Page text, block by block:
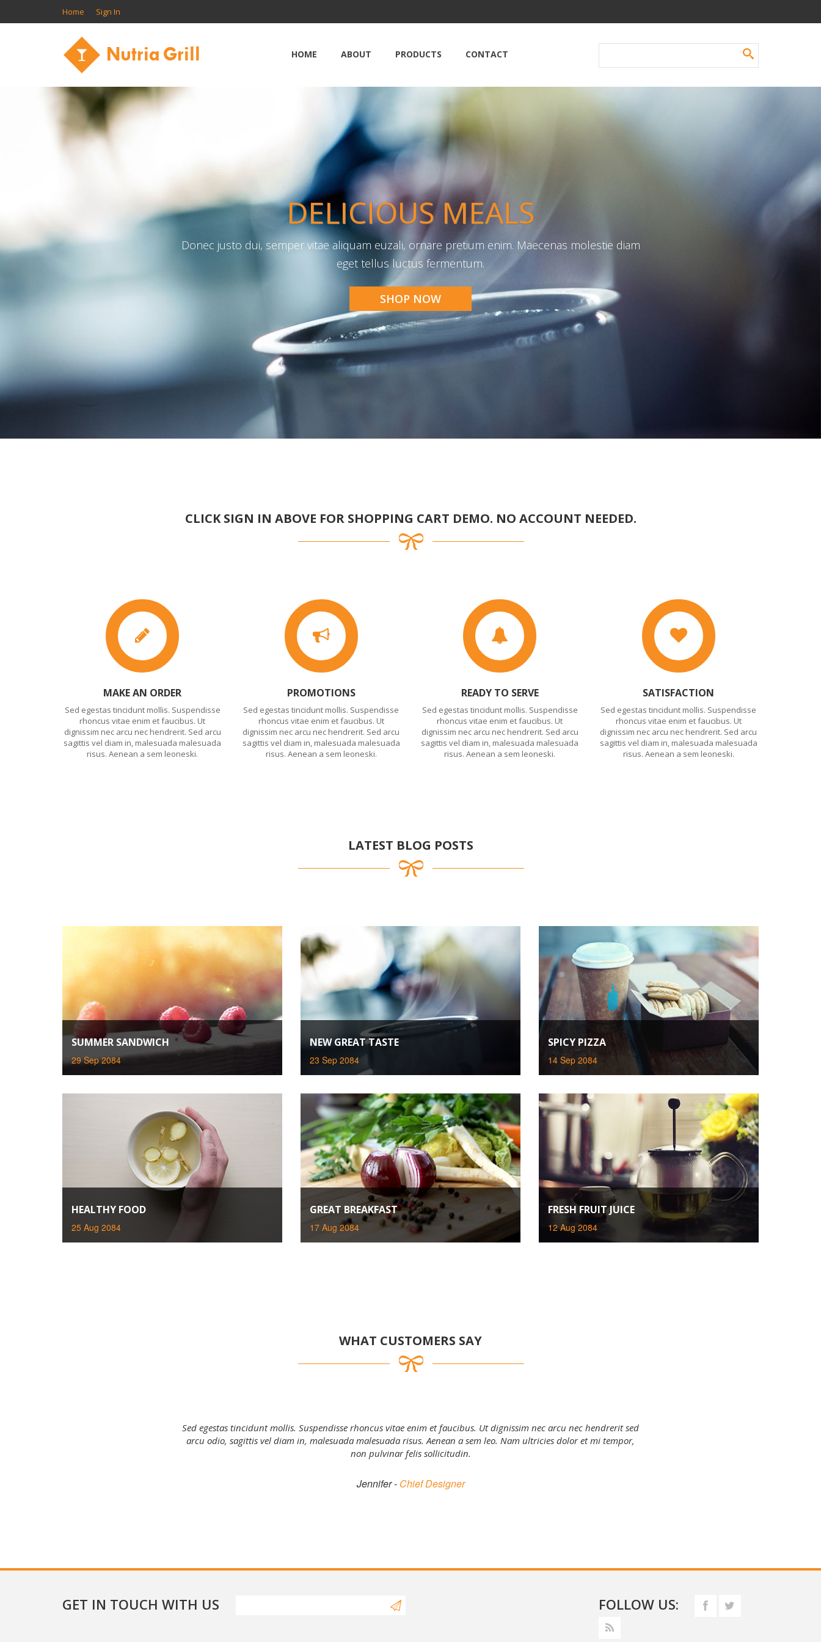
Home Sign In
HOME ABOUT PRODUCTS CONTACT
DELICIOUS MEALS
Donec justo dui, semper vitae aliquam euzali, ornare pretium enim. Maecenas molestie diam
eget tellus luctus fermentum.
SHOP NOW
CLICK SIGN IN ABOVE FOR SHOPPING CART DEMO. NO ACCOUNT NEEDED.
MAKE AN ORDER
Sed egestas tincidunt mollis. Suspendisse
rhoncus vitae enim et faucibus. Ut
dignissim nec arcu nec hendrerit. Sed arcu
sagittis vel diam in, malesuada malesuada
risus. Aenean a sem leoneski.
PROMOTIONS
Sed egestas tincidunt mollis. Suspendisse
rhoncus vitae enim et faucibus. Ut
dignissim nec arcu nec hendrerit. Sed arcu
sagittis vel diam in, malesuada malesuada
risus. Aenean a sem leoneski.
READY TO SERVE
Sed egestas tincidunt mollis. Suspendisse
rhoncus vitae enim et faucibus. Ut
dignissim nec arcu nec hendrerit. Sed arcu
sagittis vel diam in, malesuada malesuada
risus. Aenean a sem leoneski.
SATISFACTION
Sed egestas tincidunt mollis. Suspendisse
rhoncus vitae enim et faucibus. Ut
dignissim nec arcu nec hendrerit. Sed arcu
sagittis vel diam in, malesuada malesuada
risus. Aenean a sem leoneski.
LATEST BLOG POSTS
SUMMER SANDWICH
29 Sep 2084
NEW GREAT TASTE
23 Sep 2084
SPICY PIZZA
14 Sep 2084
HEALTHY FOOD
25 Aug 2084
GREAT BREAKFAST
17 Aug 2084
FRESH FRUIT JUICE
12 Aug 2084
WHAT CUSTOMERS SAY
Sed egestas tincidunt mollis. Suspendisse rhoncus vitae enim et faucibus. Ut dignissim nec arcu nec hendrerit sed
arcu odio, sagittis vel diam in, malesuada malesuada risus. Aenean a sem leo. Nam ultricies dolor et mi tempor,
non pulvinar felis sollicitudin.
Laureen -Marketing Executive
GET IN TOUCH WITH US FOLLOW US: